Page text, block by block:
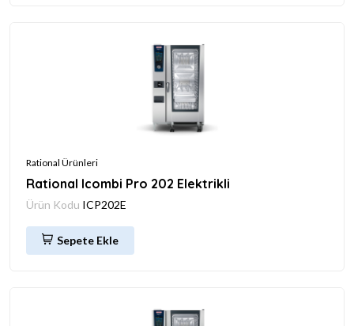
Rational Ürünleri
Rational Icombi Pro 202 Elektrikli
Ürün Kodu ICP202E
Sepete Ekle